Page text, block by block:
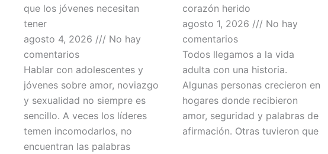
que los jóvenes necesitan
tener
agosto 4, 2026
No hay
comentarios
Hablar con adolescentes y
jóvenes sobre amor, noviazgo
y sexualidad no siempre es
sencillo. A veces los líderes
temen incomodarlos, no
encuentran las palabras
corazón herido
agosto 1, 2026
No hay
comentarios
Todos llegamos a la vida
adulta con una historia.
Algunas personas crecieron en
hogares donde recibieron
amor, seguridad y palabras de
afirmación. Otras tuvieron que